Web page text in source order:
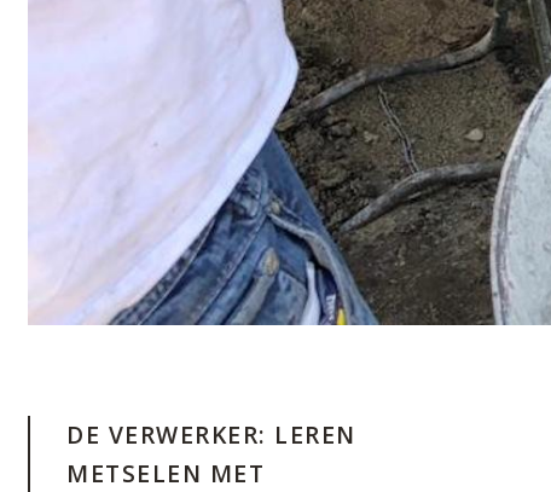
DE VERWERKER: LEREN
METSELEN MET